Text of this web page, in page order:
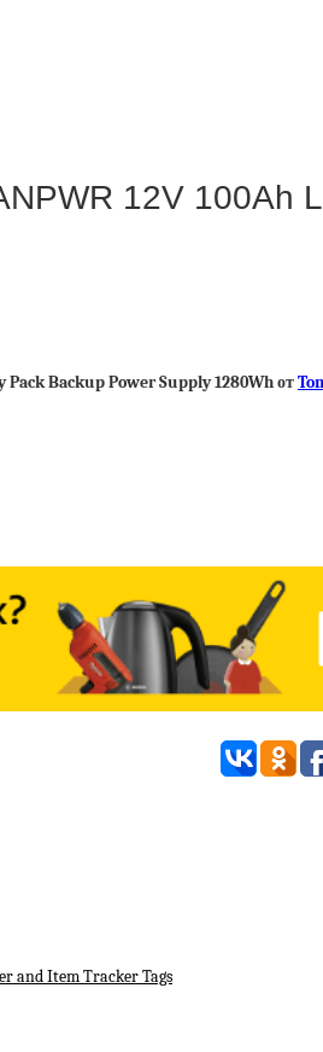
12V 100Ah
Backup Power Supply 1280Wh от
and Item Tracker Tags